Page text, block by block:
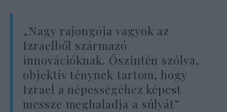
„Nagy rajongója vagyok az
Izraelből származó
innovációknak. Őszintén szólva,
objektív ténynek tartom, hogy
Izrael a népességéhez képest
messze meghaladja a súlyát”